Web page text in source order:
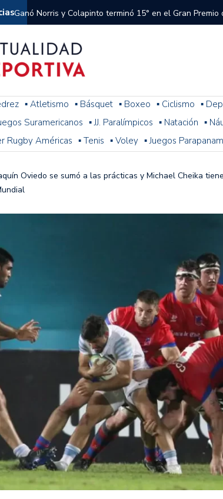
Ganó Norris y Colapinto terminó 15° en el Gran
1
El penal de Barracas Central a River que el árbitro y el
Monumental
Se jugó una nueva fecha del Torneo del Interior Copa
Arrancó el Torneo Clausura: resultados, posiciones y
Franco Colapinto giró sin problemas y terminó 14° la
F1: tras las sanciones y con Colapinto en el P13, así se
Juan Fernando Quintero rescindió su contrato con
Nicolás Otamendi regresa al fútbol argentino después
de Vélez a la pasión por River
Boca ganó con lo justo ante O’Higgins gracias a la
diferencia y un juego que no dan paz para ir a
El Nacional de Clubes A llega a Córdoba con el
Lista de la selección femenina de Argentina para la
2026
Lista de la selección masculina de Argentina para la
FIH 2026
▪ Atletismo ▪ Básquet ▪ Boxeo ▪ Ciclismo ▪
Suramericanos ▪ JJ. Paralímpicos ▪ Natación ▪
Rugby Américas ▪ Tenis ▪ Voley ▪ Juegos
Oviedo se sumó a las prácticas y Michael Cheika